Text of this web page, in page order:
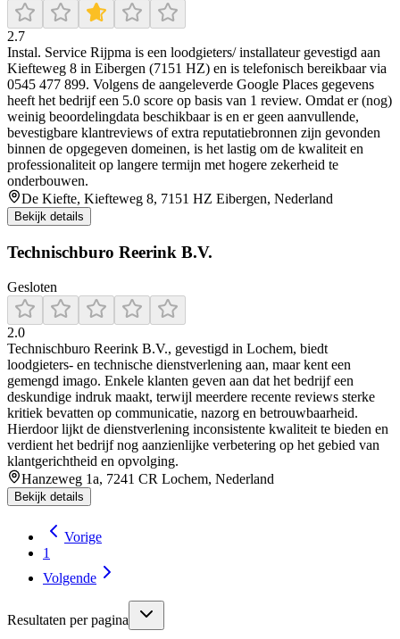
2.7
Instal. Service Rijpma is een loodgieters/ installateur gevestigd aan
Kiefteweg 8 in Eibergen (7151 HZ) en is telefonisch bereikbaar via
0545 477 899. Volgens de aangeleverde Google Places gegevens
heeft het bedrijf een 5.0 score op basis van 1 review. Omdat er (nog)
weinig beoordelingdata beschikbaar is en er geen aanvullende,
bevestigbare klantreviews of extra reputatiebronnen zijn gevonden
binnen de opgegeven domeinen, is het lastig om de kwaliteit en
professionaliteit op langere termijn met hogere zekerheid te
onderbouwen.
De Kiefte, Kiefteweg 8, 7151 HZ Eibergen, Nederland
Bekijk details
Technischburo Reerink B.V.
Gesloten
2.0
Technischburo Reerink B.V., gevestigd in Lochem, biedt
loodgieters- en technische dienstverlening aan, maar kent een
gemengd imago. Enkele klanten geven aan dat het bedrijf een
deskundige indruk maakt, terwijl meerdere recente reviews sterke
kritiek bevatten op communicatie, nazorg en betrouwbaarheid.
Hierdoor lijkt de dienstverlening inconsistente kwaliteit te bieden en
verdient het bedrijf nog aanzienlijke verbetering op het gebied van
klantgerichtheid en opvolging.
Hanzeweg 1a, 7241 CR Lochem, Nederland
Bekijk details
Vorige
1
Volgende
Resultaten per pagina